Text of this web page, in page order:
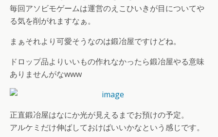
毎回アソビモゲームは運営のえこひいきが目についてや
る気を削がれますなぁ。
まぁそれより可愛そうなのは鍛冶屋ですけどね。
ドロップ品よりいいもの作れなかったら鍛冶屋やる意味
ありませんがなwww
正直鍛冶屋はなにか光が見えるまでお預けの予定。
アルケミだけ伸ばしておけばいいかなという感じです。